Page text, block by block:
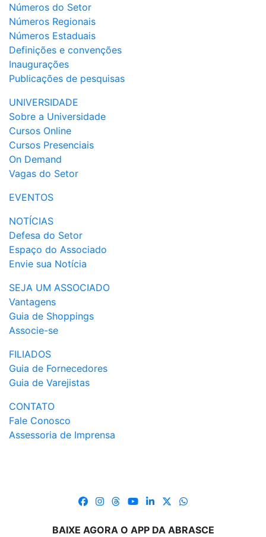
Números do Setor
Números Regionais
Números Estaduais
Definições e convenções
Inaugurações
Publicações de pesquisas
UNIVERSIDADE
Sobre a Universidade
Cursos Online
Cursos Presenciais
On Demand
Vagas do Setor
EVENTOS
NOTÍCIAS
Defesa do Setor
Espaço do Associado
Envie sua Notícia
SEJA UM ASSOCIADO
Vantagens
Guia de Shoppings
Associe-se
FILIADOS
Guia de Fornecedores
Guia de Varejistas
CONTATO
Fale Conosco
Assessoria de Imprensa
BAIXE AGORA O APP DA ABRASCE